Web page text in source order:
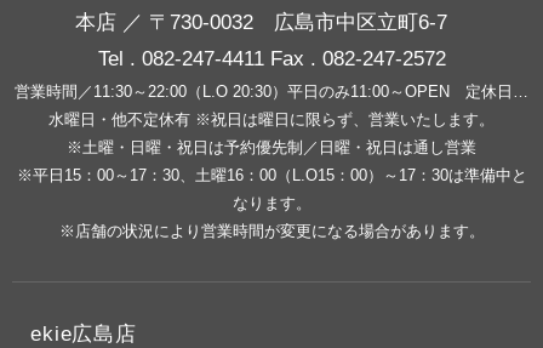
本店 ／ 〒730-0032 広島市中区立町6-7
Tel . 082-247-4411 Fax . 082-247-2572
営業時間／11:30～22:00（L.O 20:30）平日のみ11:00～OPEN 定休日…
水曜日・他不定休有 ※祝日は曜日に限らず、営業いたします。
※土曜・日曜・祝日は予約優先制／日曜・祝日は通し営業
※平日15：00～17：30、土曜16：00（L.O15：00）～17：30は準備中と
なります。
※店舗の状況により営業時間が変更になる場合があります。
ekie広島店